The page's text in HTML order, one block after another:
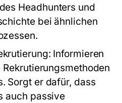
Headhunters und
bei ähnlichen
Informieren
Sorgt er dafür, dass
auch passive